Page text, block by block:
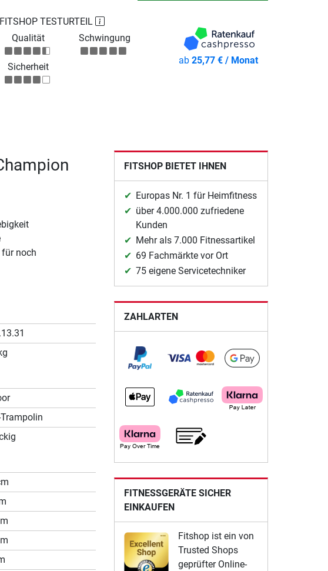
FITSHOP TESTURTEIL
Qualität
Schwingung
Sicherheit
ab 25,77 € / Monat
für noch
FITSHOP BIETET IHNEN
Europas Nr. 1 für Heimfitness
über 4.000.000 zufriedene
Kunden
Mehr als 7.000 Fitnessartikel
69 Fachmärkte vor Ort
75 eigene Servicetechniker
ZAHLARTEN
FITNESSGERÄTE SICHER
EINKAUFEN
Fitshop ist ein von
Trusted Shops
geprüfter Online-